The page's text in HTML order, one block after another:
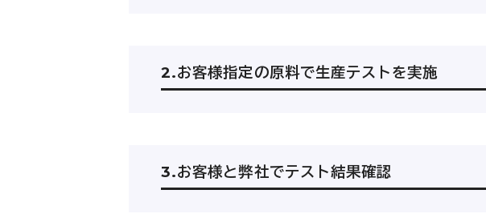
2.お客様指定の原料で生産テストを実施
3.お客様と弊社でテスト結果確認